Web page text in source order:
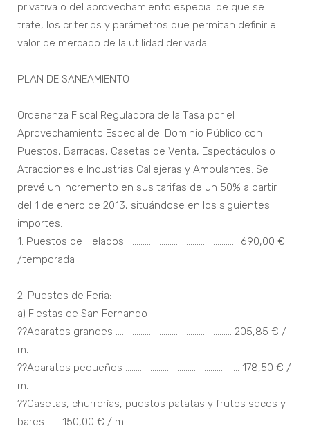
privativa o del aprovechamiento especial de que se
trate, los criterios y parámetros que permitan definir el
valor de mercado de la utilidad derivada.
PLAN DE SANEAMIENTO
Ordenanza Fiscal Reguladora de la Tasa por el
Aprovechamiento Especial del Dominio Público con
Puestos, Barracas, Casetas de Venta, Espectáculos o
Atracciones e Industrias Callejeras y Ambulantes. Se
prevé un incremento en sus tarifas de un 50% a partir
del 1 de enero de 2013, situándose en los siguientes
importes:
1. Puestos de Helados....................................................... 690,00 €
/temporada
2. Puestos de Feria:
a) Fiestas de San Fernando
??Aparatos grandes ........................................................ 205,85 € /
m.
??Aparatos pequeños ....................................................... 178,50 € /
m.
??Casetas, churrerías, puestos patatas y frutos secos y
bares.........150,00 € / m.